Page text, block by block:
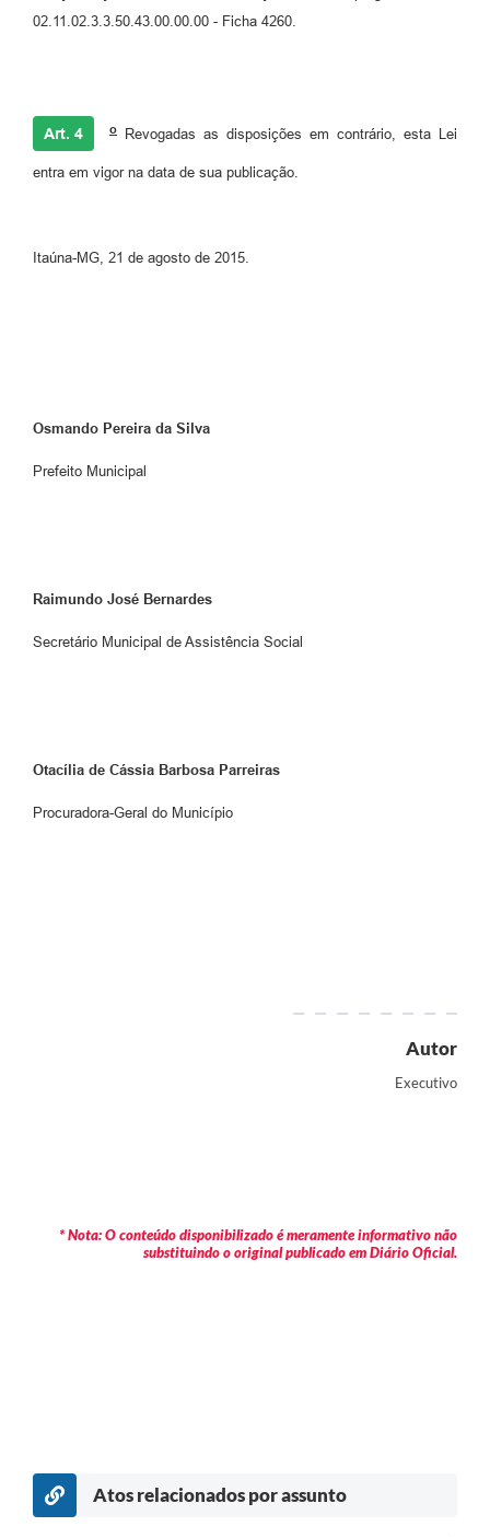
02.11.02.3.3.50.43.00.00.00 - Ficha 4260.
Art. 4 o Revogadas as disposições em contrário, esta Lei
entra em vigor na data de sua publicação.
Itaúna-MG, 21 de agosto de 2015.
Osmando Pereira da Silva
Prefeito Municipal
Raimundo José Bernardes
Secretário Municipal de Assistência Social
Otacília de Cássia Barbosa Parreiras
Procuradora-Geral do Município
Autor
Executivo
* Nota: O conteúdo disponibilizado é meramente informativo não
substituindo o original publicado em Diário Oficial.
Atos relacionados por assunto